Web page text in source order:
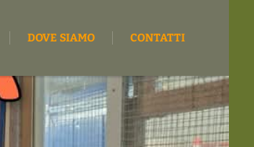
DOVE SIAMO CONTATTI